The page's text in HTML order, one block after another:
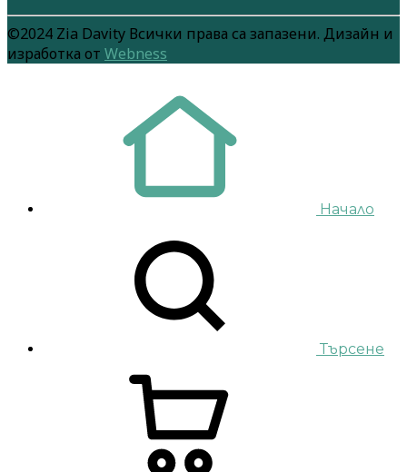
©2024 Zia Davity Всички права са запазени. Дизайн и
изработка от Webness
Начало
Търсене